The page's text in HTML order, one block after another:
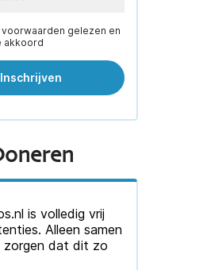
voorwaarden gelezen en
akkoord
is volledig vrij
Alleen samen
zorgen dat dit zo